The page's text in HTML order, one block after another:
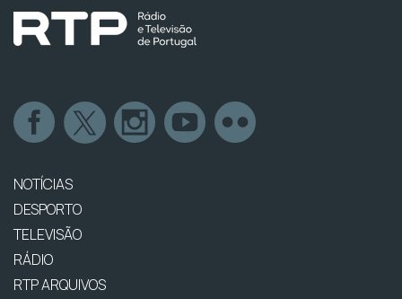
NOTÍCIAS
DESPORTO
TELEVISÃO
RÁDIO
RTP ARQUIVOS